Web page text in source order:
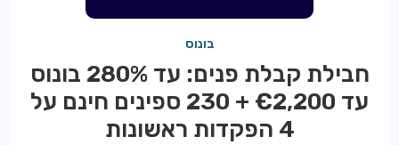
בונוס
חבילת קבלת פנים: עד 280% בונוס
עד €2,200 + 230 ספינים חינם על
4 הפקדות ראשונות